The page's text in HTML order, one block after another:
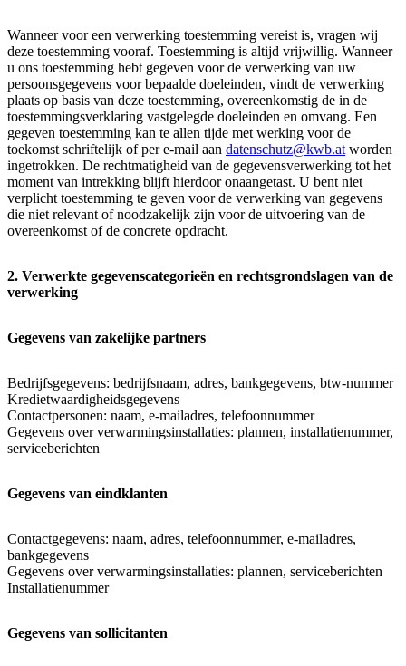
Wanneer voor een verwerking toestemming vereist is, vragen wij
deze toestemming vooraf. Toestemming is altijd vrijwillig. Wanneer
u ons toestemming hebt gegeven voor de verwerking van uw
persoonsgegevens voor bepaalde doeleinden, vindt de verwerking
plaats op basis van deze toestemming, overeenkomstig de in de
toestemmingsverklaring vastgelegde doeleinden en omvang. Een
gegeven toestemming kan te allen tijde met werking voor de
toekomst schriftelijk of per e-mail aan datenschutz@kwb.atworden
ingetrokken. De rechtmatigheid van de gegevensverwerking tot het
moment van intrekking blijft hierdoor onaangetast. U bent niet
verplicht toestemming te geven voor de verwerking van gegevens
die niet relevant of noodzakelijk zijn voor de uitvoering van de
overeenkomst of de concrete opdracht.
2. Verwerkte gegevenscategorieën en rechtsgrondslagen van de
verwerking
Gegevens van zakelijke partners
Bedrijfsgegevens: bedrijfsnaam, adres, bankgegevens, btw-nummer
Kredietwaardigheidsgegevens
Contactpersonen: naam, e-mailadres, telefoonnummer
Gegevens over verwarmingsinstallaties: plannen, installatienummer,
serviceberichten
Gegevens van eindklanten
Contactgegevens: naam, adres, telefoonnummer, e-mailadres,
bankgegevens
Gegevens over verwarmingsinstallaties: plannen, serviceberichten
Installatienummer
Gegevens van sollicitanten